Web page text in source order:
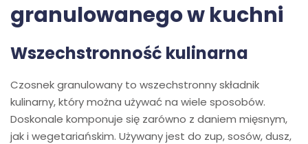
granulowanego w kuchni
Wszechstronność kulinarna
Czosnek granulowany to wszechstronny składnik
kulinarny, który można używać na wiele sposobów.
Doskonale komponuje się zarówno z daniem mięsnym,
jak i wegetariańskim. Używany jest do zup, sosów, dusz,